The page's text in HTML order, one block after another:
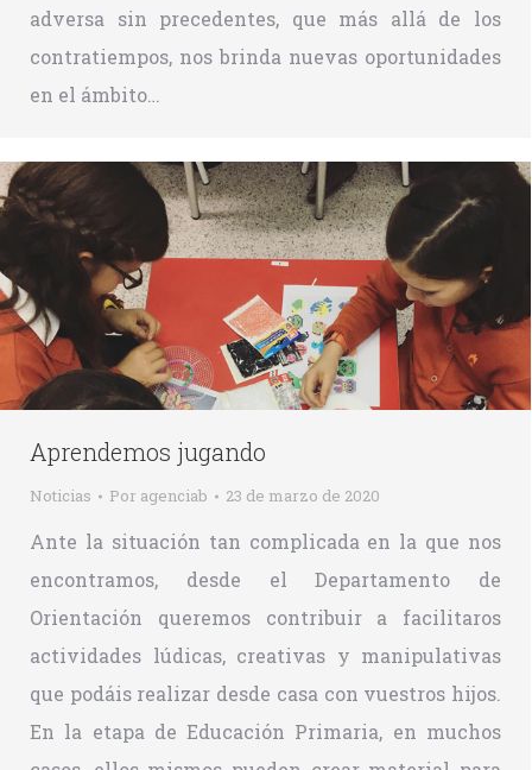
adversa sin precedentes, que más allá de los
contratiempos, nos brinda nuevas oportunidades
en el ámbito…
Aprendemos jugando
Noticias Por agenciab 23 de marzo de 2020
Ante la situación tan complicada en la que nos
encontramos, desde el Departamento de
Orientación queremos contribuir a facilitaros
actividades lúdicas, creativas y manipulativas
que podáis realizar desde casa con vuestros hijos.
En la etapa de Educación Primaria, en muchos